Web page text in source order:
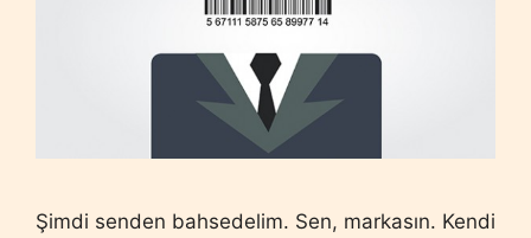
Şimdi senden bahsedelim. Sen, markasın. Kendi